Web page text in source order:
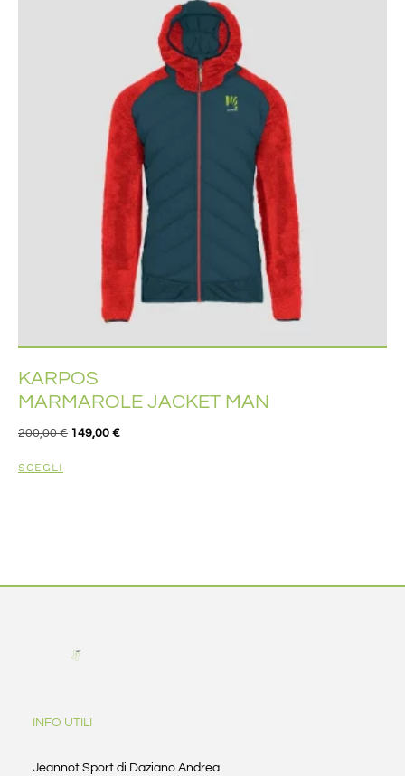
KARPOS
MARMAROLE JACKET MAN
200,00€ 149,00 €
SCEGLI
INFO UTILI
Jeannot Sport di Daziano Andrea